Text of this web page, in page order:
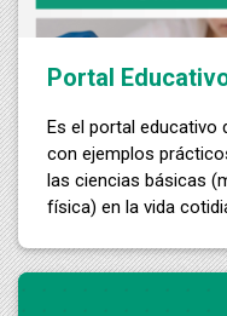
Portal
Es el portal educativo
con ejemplos
las ciencias básicas
física) en la vida